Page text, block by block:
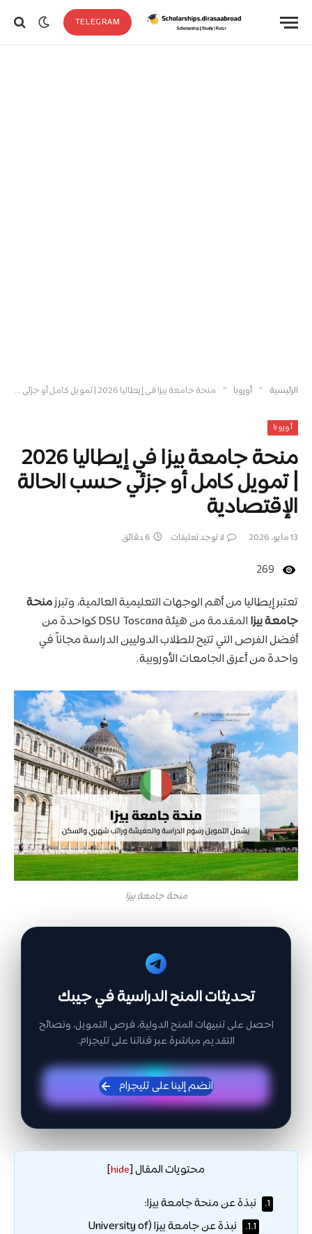
TELEGRAM
الرئيسية » أوروبا » منحة جامعة بيزا في إيطاليا 2026 | تمويل كامل أو جزئي حسب الحالة الإقتصادية
أوروبا
منحة جامعة بيزا في إيطاليا 2026
| تمويل كامل أو جزئي حسب الحالة
الإقتصادية
13 مايو، 2026 لا توجد تعليقات 6 دقائق
269
تعتبر إيطاليا من أهم الوجهات التعليمية العالمية، وتبرزمنحة
جامعة بيزا
المقدمة من هيئة DSU Toscana كواحدة من
أفضل الفرص التي تتيح للطلاب الدوليين الدراسة مجاناً في
واحدة من أعرق الجامعات الأوروبية.
منحة جامعة بيزا
تحديثات المنح الدراسية في جيبك
احصل على تنبيهات المنح الدولية، فرص التمويل، ونصائح
التقديم مباشرة عبر قناتنا على تليجرام.
انضم إلينا على تليجرام
محتويات المقال [
hide
]
1. نبذة عن منحة جامعة بيزا:
1.1.
نبذة عن جامعة بيزا (University of